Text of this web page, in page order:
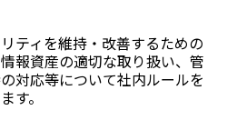
ティを維持・改善するための
報資産の適切な取り扱い、管
対応等について社内ルールを
す。